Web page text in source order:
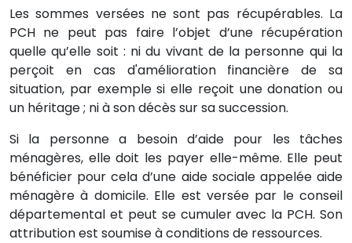
Les sommes versées ne sont pas récupérables. La
PCH ne peut pas faire l’objet d’une récupération
quelle qu’elle soit : ni du vivant de la personne qui la
perçoit en cas d'amélioration financière de sa
situation, par exemple si elle reçoit une donation ou
un héritage ; ni à son décès sur sa succession.
Si la personne a besoin d’aide pour les tâches
ménagères, elle doit les payer elle-même. Elle peut
bénéficier pour cela d’une aide sociale appelée aide
ménagère à domicile. Elle est versée par le conseil
départemental et peut se cumuler avec la PCH. Son
attribution est soumise à conditions de ressources.